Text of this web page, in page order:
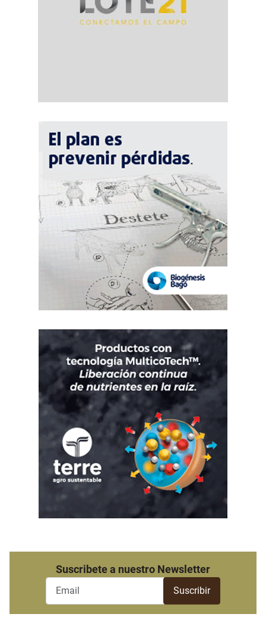
Suscribete a nuestro Newsletter